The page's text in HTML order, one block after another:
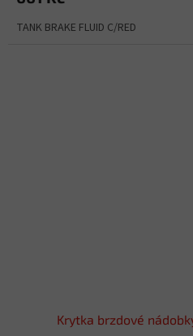
TANK BRAKE FLUID C/RED
Krytka brzdové